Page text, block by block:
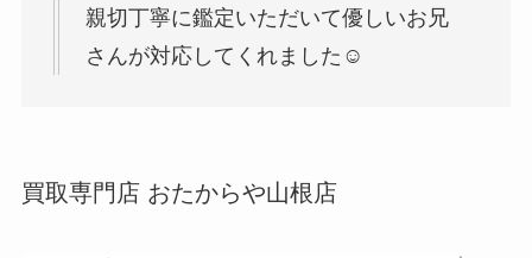
親切丁寧に鑑定いただいて優しいお兄
さんが対応してくれました☺️
買取専門店 おたからや山根店